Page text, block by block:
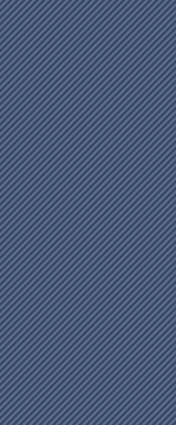
Желаем Ви
НБУ!
Координати
кандидат-
Студентски
Tелефон за
02/ 8110 253;
E-mail: